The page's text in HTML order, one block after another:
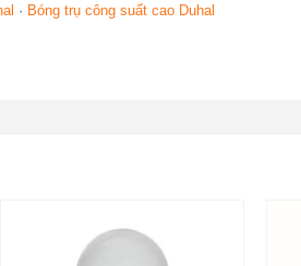
· Bóng trụ công suất cao Duhal